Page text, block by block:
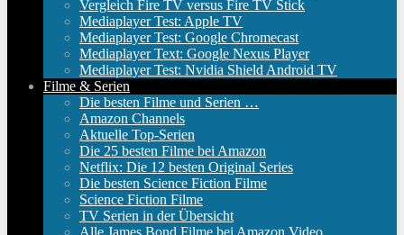
Vergleich Fire TV versus Fire TV Stick
Mediaplayer Test: Apple TV
Mediaplayer Test: Google Chromecast
Mediaplayer Text: Google Nexus Player
Mediaplayer Test: Nvidia Shield Android TV
Filme & Serien
Die besten Filme und Serien …
Amazon Channels
Aktuelle Top-Serien
Die 25 besten Filme bei Amazon
Netflix: Die 12 besten Original Series
Die besten Science Fiction Filme
Science Fiction Filme
TV Serien in der Übersicht
Alle James Bond Filme bei Amazon Video